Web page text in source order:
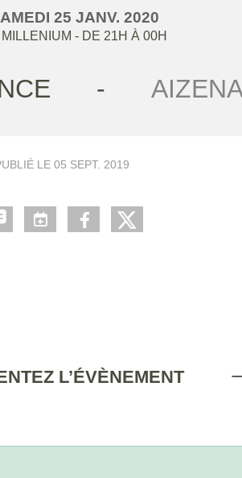
25 JANV. 2020
- DE 21H À 00H
-
LE 05 SEPT. 2019
L’ÉVÈNEMENT